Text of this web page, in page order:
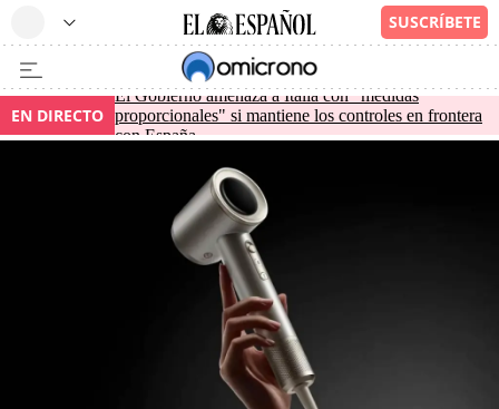
EN DIRECTO
El Gobierno amenaza a Italia con "medidas
proporcionales" si mantiene los controles en frontera
con España